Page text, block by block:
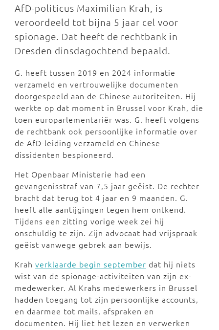
AfD-politicus Maximilian Krah, is
veroordeeld tot bijna 5 jaar cel voor
spionage. Dat heeft de rechtbank in
Dresden dinsdagochtend bepaald.
G. heeft tussen 2019 en 2024 informatie
verzameld en vertrouwelijke documenten
doorgespeeld aan de Chinese autoriteiten. Hij
werkte op dat moment in Brussel voor Krah, die
toen europarlementariër was. G. heeft volgens
de rechtbank ook persoonlijke informatie over
de AfD-leiding verzameld en Chinese
dissidenten bespioneerd.
Het Openbaar Ministerie had een
gevangenisstraf van 7,5 jaar geëist. De rechter
bracht dat terug tot 4 jaar en 9 maanden. G.
heeft alle aantijgingen tegen hem ontkend.
Tijdens een zitting vorige week zei hij
onschuldig te zijn. Zijn advocaat had vrijspraak
geëist vanwege gebrek aan bewijs.
Krah verklaarde begin september dat hij niets
wist van de spionage-activiteiten van zijn ex-
medewerker. Al Krahs medewerkers in Brussel
hadden toegang tot zijn persoonlijke accounts,
en daarmee tot mails, afspraken en
documenten. Hij liet het lezen en verwerken